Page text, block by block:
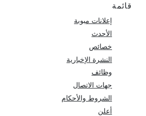
قائمة
إعلانات مبوبة
الأحدث
خصائص
النشرة الإخبارية
وظائف
جهات الاتصال
الشروط والأحكام
أعلن